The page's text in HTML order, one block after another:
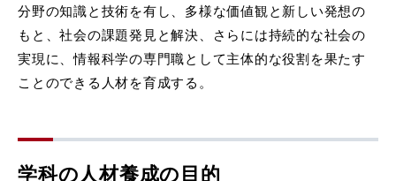
分野の知識と技術を有し、多様な価値観と新しい発想の
もと、社会の課題発見と解決、さらには持続的な社会の
実現に、情報科学の専門職として主体的な役割を果たす
ことのできる人材を育成する。
学科の人材養成の目的